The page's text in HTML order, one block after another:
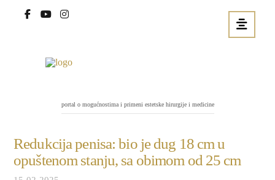
portal o mogućnostima i primeni estetske hirurgije i medicine
Redukcija penisa: bio je dug 18 cm u
opuštenom stanju, sa obimom od 25 cm